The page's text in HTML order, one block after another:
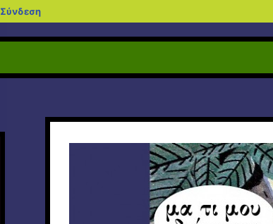
blogs.sch.gr
Σύνδεση